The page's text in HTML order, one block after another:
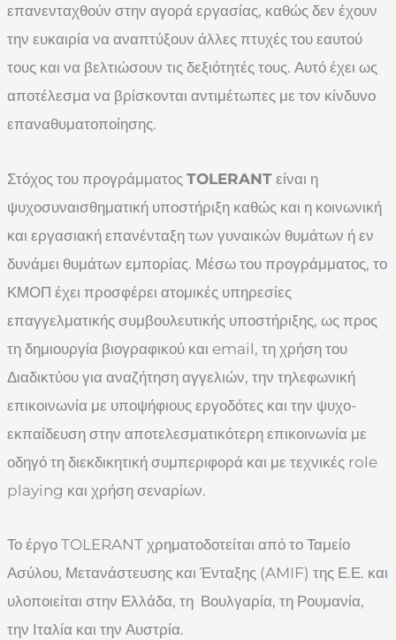
επανενταχθούν στην αγορά εργασίας, καθώς δεν έχουν
την ευκαιρία να αναπτύξουν άλλες πτυχές του εαυτού
τους και να βελτιώσουν τις δεξιότητές τους. Αυτό έχει ως
αποτέλεσμα να βρίσκονται αντιμέτωπες με τον κίνδυνο
επαναθυματοποίησης.
Στόχος του προγράμματος TOLERANT είναι η
ψυχοσυναισθηματική υποστήριξη καθώς και η κοινωνική
και εργασιακή επανένταξη των γυναικών θυμάτων ή εν
δυνάμει θυμάτων εμπορίας. Μέσω του προγράμματος, το
ΚΜΟΠ έχει προσφέρει ατομικές υπηρεσίες
επαγγελματικής συμβουλευτικής υποστήριξης, ως προς
τη δημιουργία βιογραφικού και email, τη χρήση του
Διαδικτύου για αναζήτηση αγγελιών, την τηλεφωνική
επικοινωνία με υποψήφιους εργοδότες και την ψυχο-
εκπαίδευση στην αποτελεσματικότερη επικοινωνία με
οδηγό τη διεκδικητική συμπεριφορά και με τεχνικές role
playing και χρήση σεναρίων.
Το έργο TOLERANT χρηματοδοτείται από το Ταμείο
Ασύλου, Μετανάστευσης και Ένταξης (AMIF) της Ε.Ε. και
υλοποιείται στην Ελλάδα, τη Βουλγαρία, τη Ρουμανία,
την Ιταλία και την Αυστρία.